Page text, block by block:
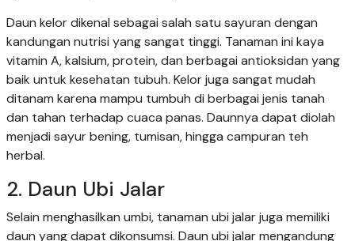
Daun kelor dikenal sebagai salah satu sayuran dengan
kandungan nutrisi yang sangat tinggi. Tanaman ini kaya
vitamin A, kalsium, protein, dan berbagai antioksidan yang
baik untuk kesehatan tubuh. Kelor juga sangat mudah
ditanam karena mampu tumbuh di berbagai jenis tanah
dan tahan terhadap cuaca panas. Daunnya dapat diolah
menjadi sayur bening, tumisan, hingga campuran teh
herbal.
2. Daun Ubi Jalar
Selain menghasilkan umbi, tanaman ubi jalar juga memiliki
daun yang dapat dikonsumsi. Daun ubi jalar mengandung